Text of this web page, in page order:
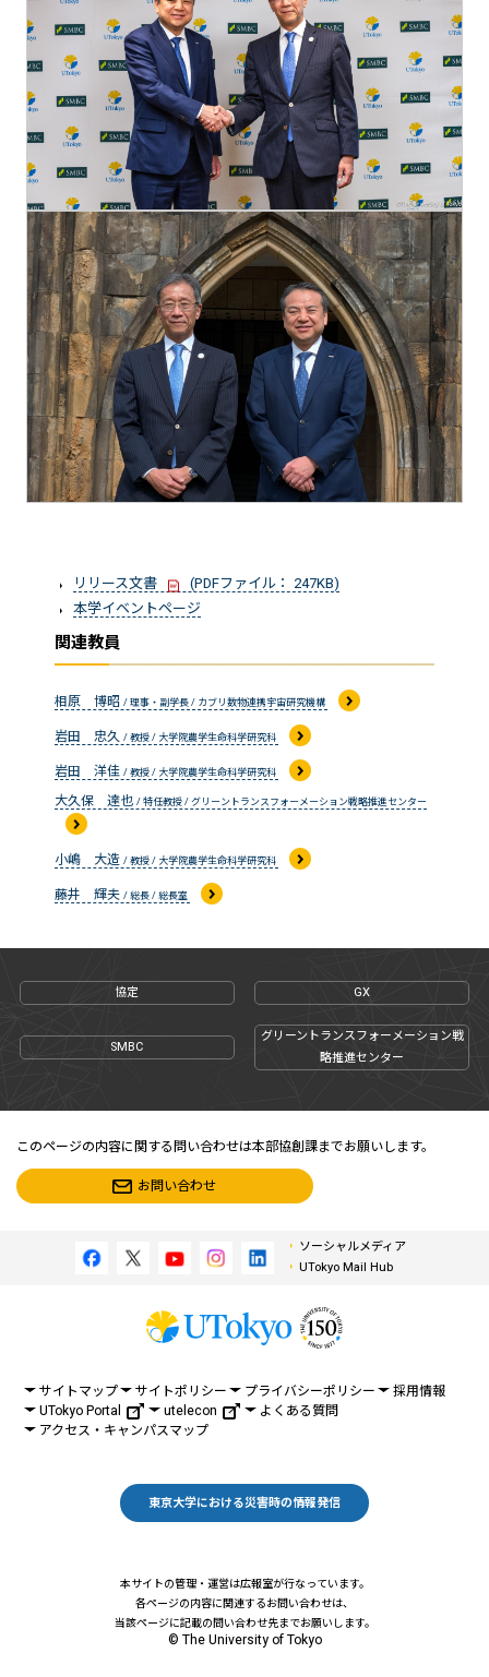
リリース文書
(PDFファイル： 247KB)
本学イベントページ
関連教員
相原 博昭 / 理事・副学長 / カブリ数物連携宇宙研究機構
岩田 忠久 / 教授 / 大学院農学生命科学研究科
岩田 洋佳 / 教授 / 大学院農学生命科学研究科
大久保 達也 / 特任教授 / グリーントランスフォーメーション戦略推進センター
小嶋 大造 / 教授 / 大学院農学生命科学研究科
藤井 輝夫 / 総長 / 総長室
協定 GX
SMBC
グリーントランスフォーメーション戦
略推進センター
このページの内容に関する問い合わせは本部協創課までお願いします。
お問い合わせ
ソーシャルメディア
UTokyo Mail Hub
サイトマップ サイトポリシー プライバシーポリシー
採用情報
UTokyo Portal
utelecon
よくある質問
アクセス・キャンパスマップ
東京大学における災害時の情報発信
本サイトの管理・運営は広報室が行なっています。
各ページの内容に関連するお問い合わせは、
当該ページに記載の問い合わせ先までお願いします。
© The University of Tokyo